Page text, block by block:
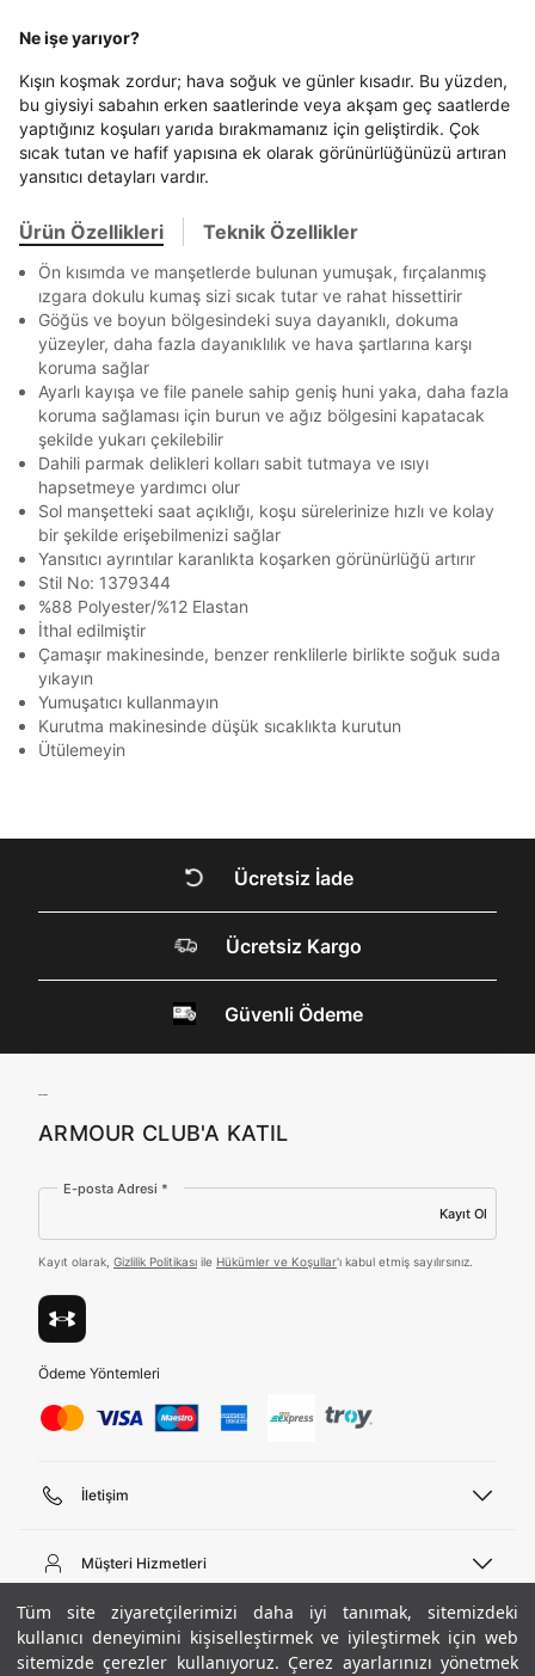
Tüm site ziyaretçilerimizi daha iyi tanımak, sitemizdeki
kullanıcı deneyimini kişiselleştirmek ve iyileştirmek için web
sitemizde çerezler kullanıyoruz. Çerez ayarlarınızı yönetmek
ARMOUR SİTESİNDE
MİSİNİZ?
Hangi bölgede alışveriş yapmak istersin?
Birleşik Krallık
TAKSİT SEÇENEKLERİ
Banka Kart Taksit
Akbank Axess
Ziraat Bankası Ziraat Bankası 4
QNB QNB 4
AnadoluBank World 3
Ne işe yarıyor?
Kışın koşmak zordur; hava soğuk ve günler kısadır. Bu yüzden,
bu giysiyi sabahın erken saatlerinde veya akşam geç saatlerde
yaptığınız koşuları yarıda bırakmamanız için geliştirdik. Çok
sıcak tutan ve hafif yapısına ek olarak görünürlüğünüzü artıran
yansıtıcı detayları vardır.
Ürün Özellikleri Teknik Özellikler
Ön kısımda ve manşetlerde bulunan yumuşak, fırçalanmış
ızgara dokulu kumaş sizi sıcak tutar ve rahat hissettirir
Göğüs ve boyun bölgesindeki suya dayanıklı, dokuma
yüzeyler, daha fazla dayanıklılık ve hava şartlarına karşı
koruma sağlar
Ayarlı kayışa ve file panele sahip geniş huni yaka, daha fazla
koruma sağlaması için burun ve ağız bölgesini kapatacak
şekilde yukarı çekilebilir
Dahili parmak delikleri kolları sabit tutmaya ve ısıyı
hapsetmeye yardımcı olur
Sol manşetteki saat açıklığı, koşu sürelerinize hızlı ve kolay
bir şekilde erişebilmenizi sağlar
Yansıtıcı ayrıntılar karanlıkta koşarken görünürlüğü artırır
Stil No: 1379344
%88 Polyester/%12 Elastan
İthal edilmiştir
Çamaşır makinesinde, benzer renklilerle birlikte soğuk suda
yıkayın
Yumuşatıcı kullanmayın
Kurutma makinesinde düşük sıcaklıkta kurutun
Ütülemeyin
Mağazada Bul
Mağazada Bul
BEDEN TABLOSU
Kapat
Ürün stoklara geldiğindemail adresinize
bildirim göndereceğiz.
Ücretsiz İade
Ücretsiz Kargo
Güvenli Ödeme
ARMOUR CLUB'A KATIL
E-posta Adresi *
Kayıt Ol
Kayıt olarak, Gizlilik Politikası ile Hükümler ve Koşullar'ı kabul etmiş sayılırsınız.
Term Of Use
Kapat
Kapat
Ödeme Yöntemleri
İletişim
444 02 00
Pazartesi - Cuma 09:00 - 18:00
E-posta
bilgi@underarmour.com
Müşteri Hizmetleri
Sipariş Sorgulama
Bize Ulaşın
Teslimat Bilgileri
Hakkımızda
Siparişinizin durumu hakkında bilgi alabilmek için
aşağıdaki bilgileri giriniz.
Sipariş Numaranız *
Sorgula
En az 8 karakter
Bir küçük harf karakter
Bir rakam
Bir büyük harf
En az 1 özel karakter
Aşağıdakileri okudum ve kabul ediyorum:
Kişisel verilerinizAydınlatma Metni, Hüküm ve Koşullar
uyarınca işlenecektir. Kişisel verilerimin Doğuş
Perakende Satış Giyim ve Aksesuar Ticaret A.Ş.
tarafından ticari elektronik ileti gönderilmesi amacıyla
işlenmesini kabul ediyorum.
Sms
E-mail
Çağrı Merkezi / Arama
Kişisel verilerimin Doğuş Perakende Satış Giyim ve
Aksesuar Ticaret A.Ş. bünyesinde yer alan
markalara ait ürünlerin bana özel pazarlanması ve
Doğuş Grubu şirketlerinde bulunan pazarlama
verilerimin kişiselleştirilmiş reklamcılık faaliyeti
amacıyla işlenmesini kabul ediyorum.
Kimlik, iletişim ve müşteri işlem verilerimin alınan
internet sitesi altyapı hizmetlerinin sunucularının yurt
Amazon Inc. ve Google LLC. ile paylaşılmasını kabul
ediyorum.
SMS Onay Kodu
Bilgilerinizi güncellemek için lütfen telefonunuza SMS
ile gelen kodu girerek telefon numaranızı doğrulayın.
SMS Onay Kodu
Bilgilerinizi güncellemek için lütfen telefonunuza SMS
ile gelen kodu girerek telefon numaranızı doğrulayın.